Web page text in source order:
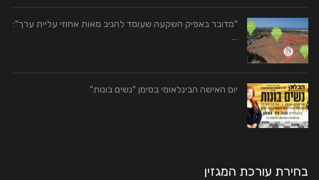
"מדובר באפיק השקעה שעומד להניב מאות אחוזי עליית ערך":
יום האישה הבינלאומי בסימן "נשים בונות"
בחירת עורכת המגזין